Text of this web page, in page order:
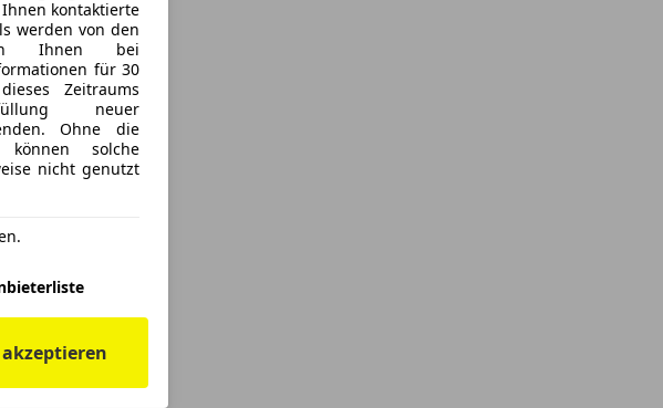
kontaktierte
werden von den
Ihnen bei
für 30
Zeitraums
neuer
Ohne die
können solche
nicht genutzt